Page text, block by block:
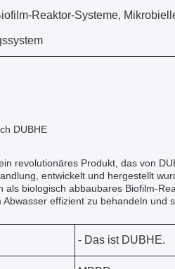
Reaktor-Systeme,
DUBHE
revolutionäres Produkt, das von
entwickelt und hergestellt
als biologisch abbaubares Biofilm-
effizient zu behandeln und
- Das ist DUBHE.